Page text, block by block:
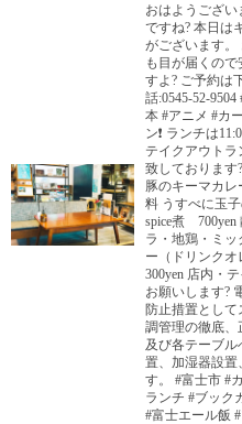
おはようござ
ですね? 本日は
がございます。
も目が届くの
すよ? ご予約は
話:0545-52-
本 #アニメ #カ
ン❗️ ランチは
テイクアウトラ
致しております
豚のキーマカ
料 うすべに玉
spice煮 700yen
ラ・地鶏・ミッ
ー（ドリンク
300yen 店内・
お願いします?
防止措置として
調管理の徹底、
及び各テーブ
置、加湿器設置
す。 #富士市 #
ランチ #ブック
#富士エール飯